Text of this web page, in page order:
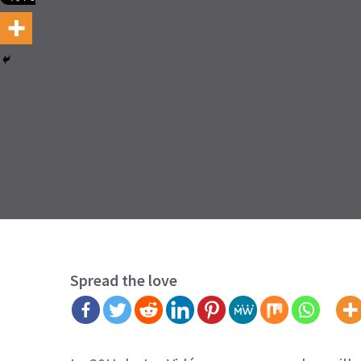
Spread the love